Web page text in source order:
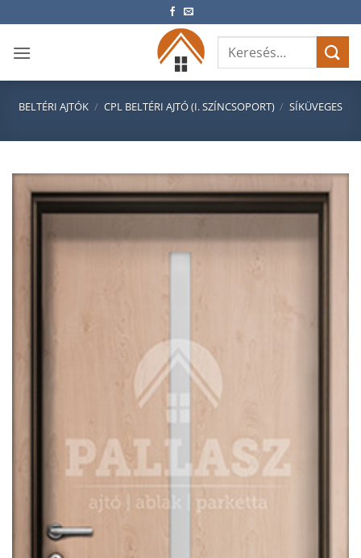
to
content
Keresés
következőre:
BELTÉRI AJTÓK / CPL BELTÉRI AJTÓ (I. SZÍNCSOPORT) / SÍKÜVEGES